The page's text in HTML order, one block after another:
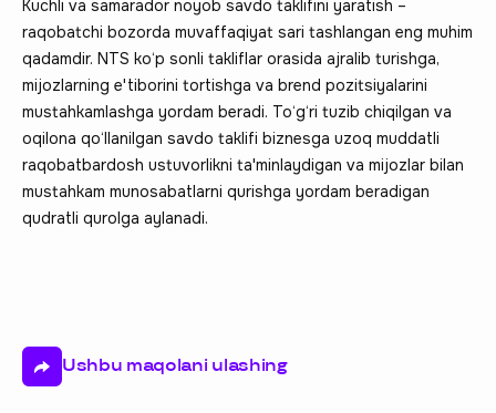
Kuchli va samarador noyob savdo taklifini yaratish –
raqobatchi bozorda muvaffaqiyat sari tashlangan eng muhim
qadamdir. NTS ko‘p sonli takliflar orasida ajralib turishga,
mijozlarning e'tiborini tortishga va brend pozitsiyalarini
mustahkamlashga yordam beradi. To‘g‘ri tuzib chiqilgan va
oqilona qo‘llanilgan savdo taklifi biznesga uzoq muddatli
raqobatbardosh ustuvorlikni ta'minlaydigan va mijozlar bilan
mustahkam munosabatlarni qurishga yordam beradigan
qudratli qurolga aylanadi.
Ushbu maqolani ulashing